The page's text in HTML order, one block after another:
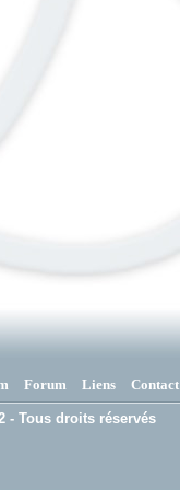
Forum Liens Contact
- Tous droits réservés